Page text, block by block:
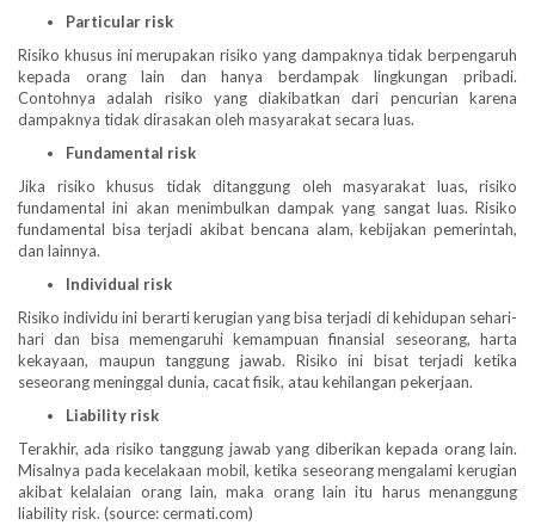
Particular risk
Risiko khusus ini merupakan risiko yang dampaknya tidak berpengaruh
kepada orang lain dan hanya berdampak lingkungan pribadi.
Contohnya adalah risiko yang diakibatkan dari pencurian karena
dampaknya tidak dirasakan oleh masyarakat secara luas.
Fundamental risk
Jika risiko khusus tidak ditanggung oleh masyarakat luas, risiko
fundamental ini akan menimbulkan dampak yang sangat luas. Risiko
fundamental bisa terjadi akibat bencana alam, kebijakan pemerintah,
dan lainnya.
Individual risk
Risiko individu ini berarti kerugian yang bisa terjadi di kehidupan sehari-
hari dan bisa memengaruhi kemampuan finansial seseorang, harta
kekayaan, maupun tanggung jawab. Risiko ini bisat terjadi ketika
seseorang meninggal dunia, cacat fisik, atau kehilangan pekerjaan.
Liability risk
Terakhir, ada risiko tanggung jawab yang diberikan kepada orang lain.
Misalnya pada kecelakaan mobil, ketika seseorang mengalami kerugian
akibat kelalaian orang lain, maka orang lain itu harus menanggung
liability risk. (source: cermati.com)